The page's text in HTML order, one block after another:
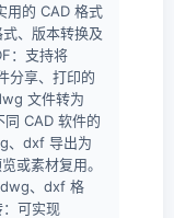
用的 CAD 格式
、版本转换及
：支持将
分享、打印的
文件转为
CAD 软件的
、dxf 导出为
或素材复用。
dwg、dxf 格
可实现